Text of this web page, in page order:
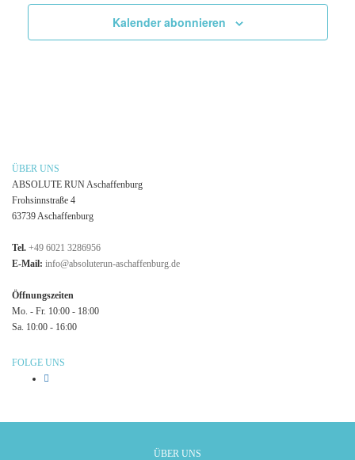
Kalender abonnieren
ÜBER UNS
ABSOLUTE RUN Aschaffenburg
Frohsinnstraße 4
63739 Aschaffenburg
Tel. +49 6021 3286956
E-Mail: info@absoluterun-aschaffenburg.de
Öffnungszeiten
Mo. - Fr. 10:00 - 18:00
Sa. 10:00 - 16:00
FOLGE UNS
ÜBER UNS